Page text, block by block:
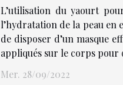
L’utilisation du yaourt
l’hydratation de la peau en
de disposer d’un masque
appliqués sur le corps pour
Mer. 28/09/2022